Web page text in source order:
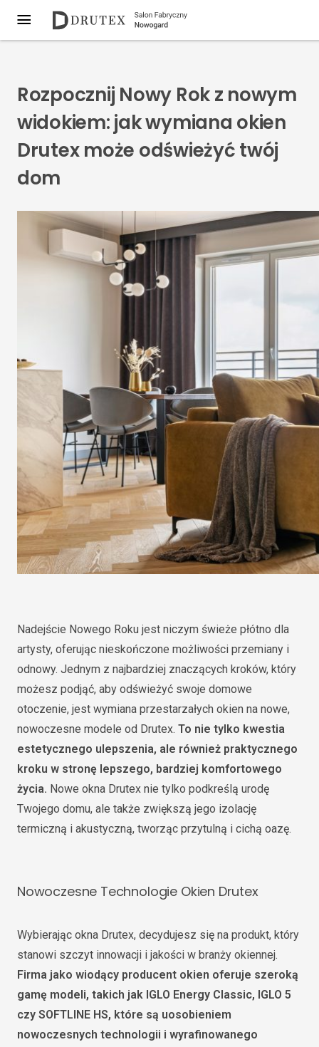
Rozpocznij Nowy Rok z nowym
widokiem: jak wymiana okien
Drutex może odświeżyć twój
dom
Nadejście Nowego Roku jest niczym świeże płótno dla
artysty, oferując nieskończone możliwości przemiany i
odnowy. Jednym z najbardziej znaczących kroków, który
możesz podjąć, aby odświeżyć swoje domowe
otoczenie, jest wymiana przestarzałych okien na nowe,
nowoczesne modele od Drutex. To nie tylko kwestia
estetycznego ulepszenia, ale również praktycznego
kroku w stronę lepszego, bardziej komfortowego
życia. Nowe okna Drutex nie tylko podkreślą urodę
Twojego domu, ale także zwiększą jego izolację
termiczną i akustyczną, tworząc przytulną i cichą oazę.
Nowoczesne Technologie Okien Drutex
Wybierając okna Drutex, decydujesz się na produkt, który
stanowi szczyt innowacji i jakości w branży okiennej.
Firma jako wiodący producent okien oferuje szeroką
gamę modeli, takich jak IGLO Energy Classic, IGLO 5
czy SOFTLINE HS, które są uosobieniem
nowoczesnych technologii i wyrafinowanego